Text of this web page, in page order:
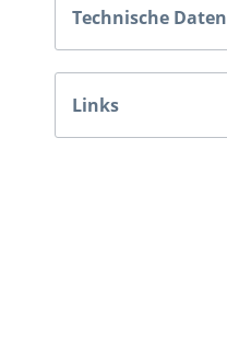
Technische Daten
Links